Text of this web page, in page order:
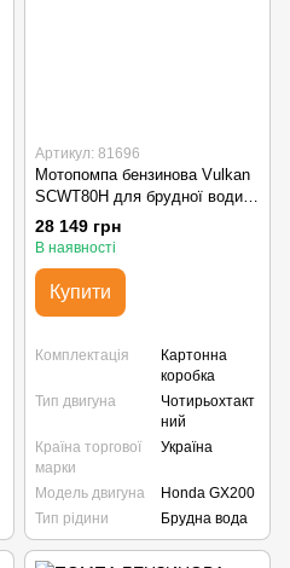
Артикул: 81696
Мотопомпа бензинова Vulkan
SCWT80H для брудної води з
двигуном Honda GX 200
28 149 грн
В наявності
Купити
Комплектація
Картонна
коробка
Тип двигуна
Чотирьохтакт
ний
Країна торгової
марки
Україна
Модель двигуна
Honda GX200
Тип рідини
Брудна вода